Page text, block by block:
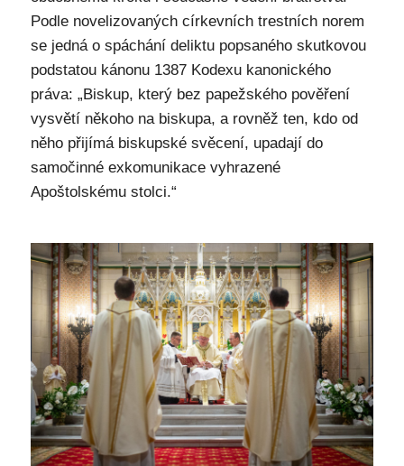
Podle novelizovaných církevních trestních norem
se jedná o spáchání deliktu popsaného skutkovou
podstatou kánonu 1387 Kodexu kanonického
práva: „Biskup, který bez papežského pověření
vysvětí někoho na biskupa, a rovněž ten, kdo od
něho přijímá biskupské svěcení, upadají do
samočinné exkomunikace vyhrazené
Apoštolskému stolci.“